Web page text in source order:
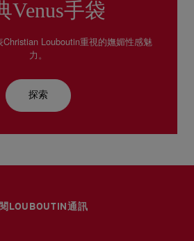
Venus手袋
Christian Louboutin重視的嫵媚性感魅
力。
探索
LOUBOUTIN通訊